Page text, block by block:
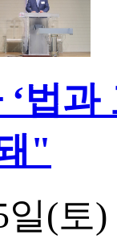
‘법
"
일(토